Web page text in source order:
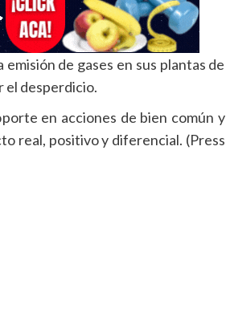
de gases en sus plantas de
el desperdicio.
en acciones de bien común y
real, positivo y diferencial. (Press